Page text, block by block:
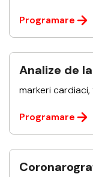
Programare
Analize de
markeri
Programare